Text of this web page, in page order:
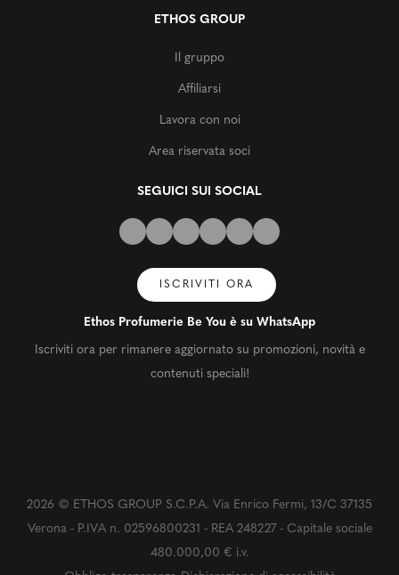
ETHOS GROUP
Il gruppo
Affiliarsi
Lavora con noi
Area riservata soci
SEGUICI SUI SOCIAL
ISCRIVITI ORA
Ethos Profumerie Be You è su WhatsApp
Iscriviti ora per rimanere aggiornato su promozioni, novità e
contenuti speciali!
2026 © ETHOS GROUP S.C.P.A. Via Enrico Fermi, 13/C 37135
Verona - P.IVA n. 02596800231 - REA 248227 - Capitale sociale
480.000,00 € i.v.